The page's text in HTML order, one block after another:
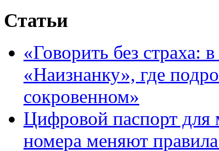
Статьи
«Говорить без страха:
«Наизнанку», где
сокровенном»
Цифровой паспорт для
номера меняют